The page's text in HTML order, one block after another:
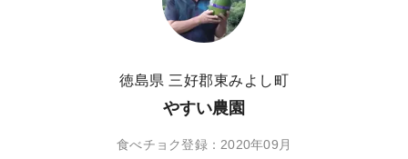
徳島県 三好郡東みよし町
やすい農園
食べチョク登録：2020年09月